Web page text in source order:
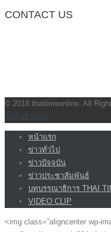
CONTACT US
© 2018 thaitimeonline. All
ขั้นไปด้านบน
หน้าแรก
ข่าวทั่วไป
ข่าวปัจจุบัน
ข่าวประชาสัมพันธ์
บทบรรณาธิการ THAI
VIDEO CLIP
<img class=”aligncenter wp-